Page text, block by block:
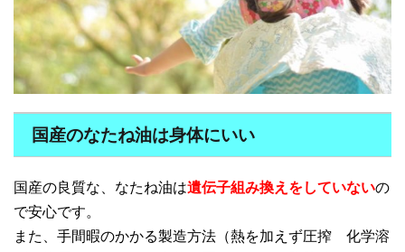
国産のなたね油は身体にいい
国産の良質な、なたね油は遺伝子組み換えをしていないの
で安心です。
また、手間暇のかかる製造方法（熱を加えず圧搾 化学溶